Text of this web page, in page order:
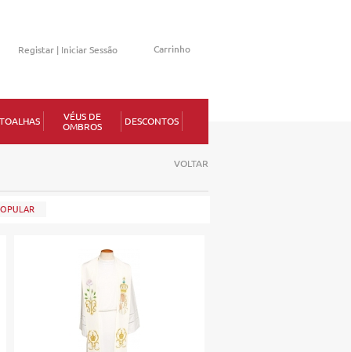
Carrinho
Registar | Iniciar Sessão
Memorizar
Perdeu a senha?
TOALHAS
VÉUS DE
OMBROS
DESCONTOS
VOLTAR